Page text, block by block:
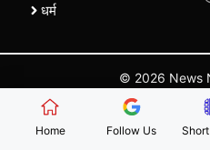
धर्म
© 2026 News
| |Contact Us |
Home Follow Us
Short